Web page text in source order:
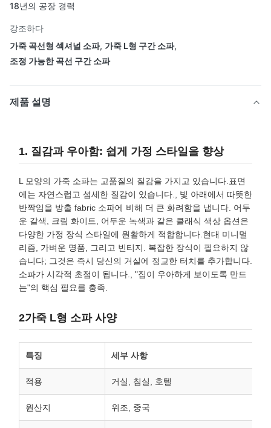
18년의 공장 경력
강조하다
가죽 곡선형 섹셔널 소파, 가죽 L형 구간 소파,
조정 가능한 곡선 구간 소파
제품 설명
1. 질감과 우아함: 쉽게 가정 스타일을 향상
L 모양의 가죽 소파는 고품질의 질감을 가지고 있습니다.표면
에는 자연스럽고 섬세한 질감이 있습니다., 빛 아래에서 따뜻한
반짝임을 방출 fabric 소파에 비해 더 큰 화려함을 냅니다. 어두
운 갈색, 크림 화이트, 어두운 녹색과 같은 클래식 색상 옵션은
다양한 가정 장식 스타일에 원활하게 적합합니다.현대 미니멀
리즘, 가벼운 명품, 그리고 빈티지. 복잡한 장식이 필요하지 않
습니다; 그것은 즉시 당신의 거실에 정교한 터치를 추가합니다.
소파가 시각적 초점이 됩니다., "집이 우아하게 보이도록 만드
는"의 핵심 필요를 충족.
2가죽 L형 소파 사양
특징 세부 사항
적용 거실, 침실, 호텔
원산지 위조, 중국